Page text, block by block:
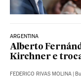
ARGENTINA
Alberto
Kirchner e
FEDERICO RIVAS MOLINA